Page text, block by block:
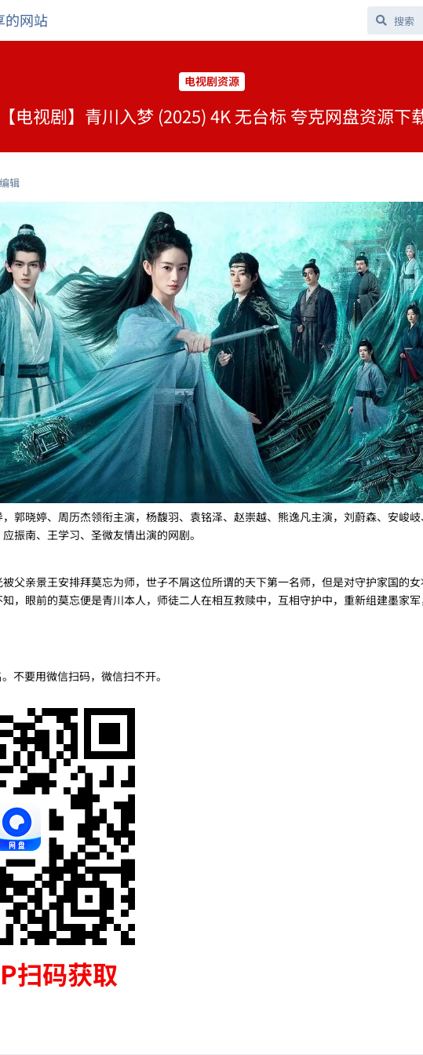
的网站
电视剧资源
【电视剧】青川入梦 (2025) 4K 无台标 夸克网盘资源下
辑
，郭晓婷、周历杰领衔主演，杨馥羽、袁铭泽、赵崇越、熊逸凡主演，刘蔚森、安峻
振南、王学习、圣微友情出演的网剧。
父亲景王安排拜莫忘为师，世子不屑这位所谓的天下第一名师，但是对守护家国的
，眼前的莫忘便是青川本人，师徒二人在相互救赎中，互相守护中，重新组建墨家
不要用微信扫码，微信扫不开。